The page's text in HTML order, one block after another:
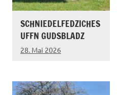
SCHNIEDELFEDZICHES
UFFN GUDSBLADZ
28. Mai 2026